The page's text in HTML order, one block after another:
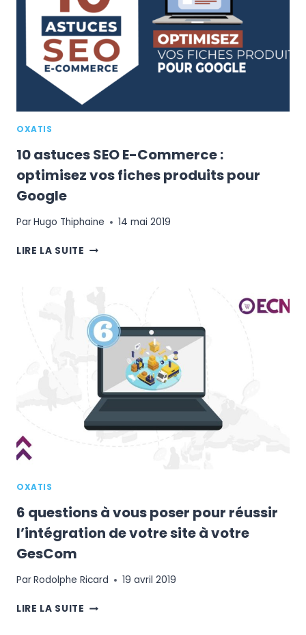
OXATIS
10 astuces SEO E-Commerce :
optimisez vos fiches produits pour
Google
ParHugo Thiphaine 14 mai 2019
LIRE LA SUITE 10
OPTIMISEZ
VOS
PRODUITS
POUR
GOOGLE
OXATIS
6 questions à vous poser pour réussir
l’intégration de votre site à votre
GesCom
ParRodolphe Ricard 19 avril 2019
LIRE LA SUITE 6